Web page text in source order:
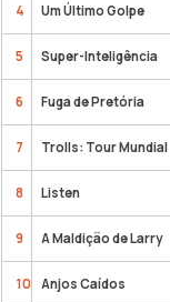
4 Um Último Golpe
5 Super-Inteligência
6 Fuga de Pretória
7 Trolls: Tour Mundial
8 Listen
9 A Maldição de Larry
10 Anjos Caídos